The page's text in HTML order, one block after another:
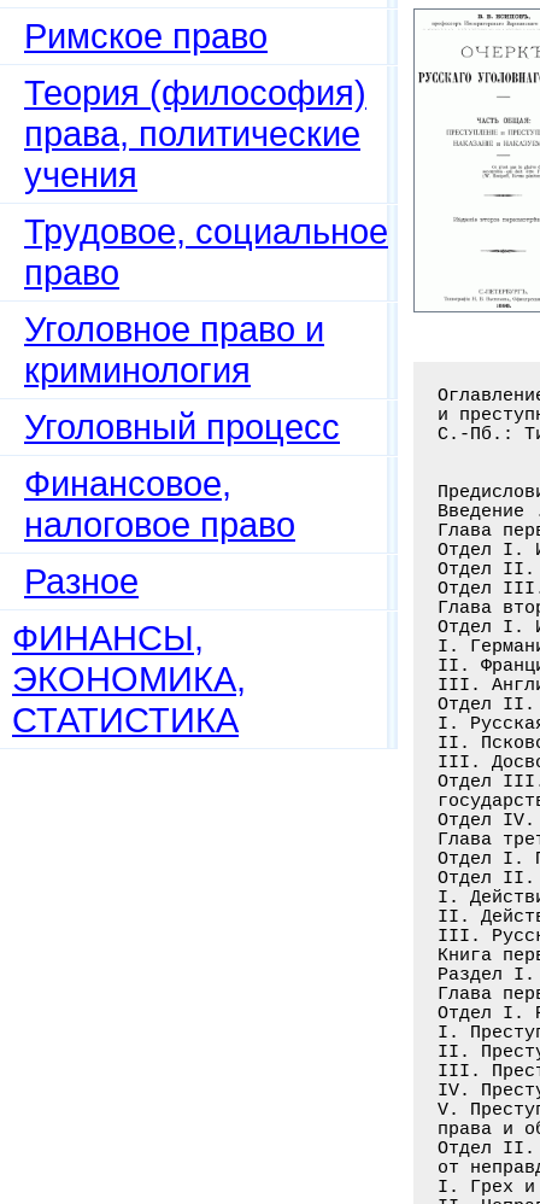
Римское право
Теория (философия)
права, политические
учения
Трудовое, социальное
право
Уголовное право и
криминология
Уголовный процесс
Финансовое,
налоговое право
Разное
ФИНАНСЫ,
ЭКОНОМИКА,
СТАТИСТИКА
Оглавление книги:Очерк русского уголовного права: Часть общая. Преступление
и преступники. Наказание и наказуемые / Есипов В.В. - 2-е изд., пересмотр
С.-Пб.: Тип. Н.В. Васильева, 1898. - 402 с
 
 
Предисловие . . . . . . . . . . . . . . . . . . . . . . . . . . . . . . . . . .1
Введение . . . . . . . . . . . . . . . . . . . . . . . . . . . . . . . . . . . 5
Глава первая. Наука уголовного права . . . . . . . . . . . . . . . . . . . . . 5
Отдел I. Исторические основы уголовного права . . . . . . . . . . . . . . . . .5
Отдел II. Историческое развитие науки уголовного права . . . . . . . . . . . .14
Отдел III. Современное изучение науки уголовного права . . . . . . . . . . . .18
Глава вторая. Уголовное законодательство . . . . . . . . . . . . . . . . . . .36
Отдел I. История уголовного законодательства важнейших европейских государств 36
I. Германия . . . . . . . . . . . . . . . . . . . . . . . . . . . . . . . . . 38
II. Франция . . . . . . . . . . . . . . . . . . . . . . . . . . . . . . . . . 42
III. Англия . . . . . . . . . . . . . . . . . . . . . . . . . . . . . . . . . 44
Отдел II. История уголовного законодательства в России . . . . . . . . . . . .47
I. Русская Правда . . . . . .